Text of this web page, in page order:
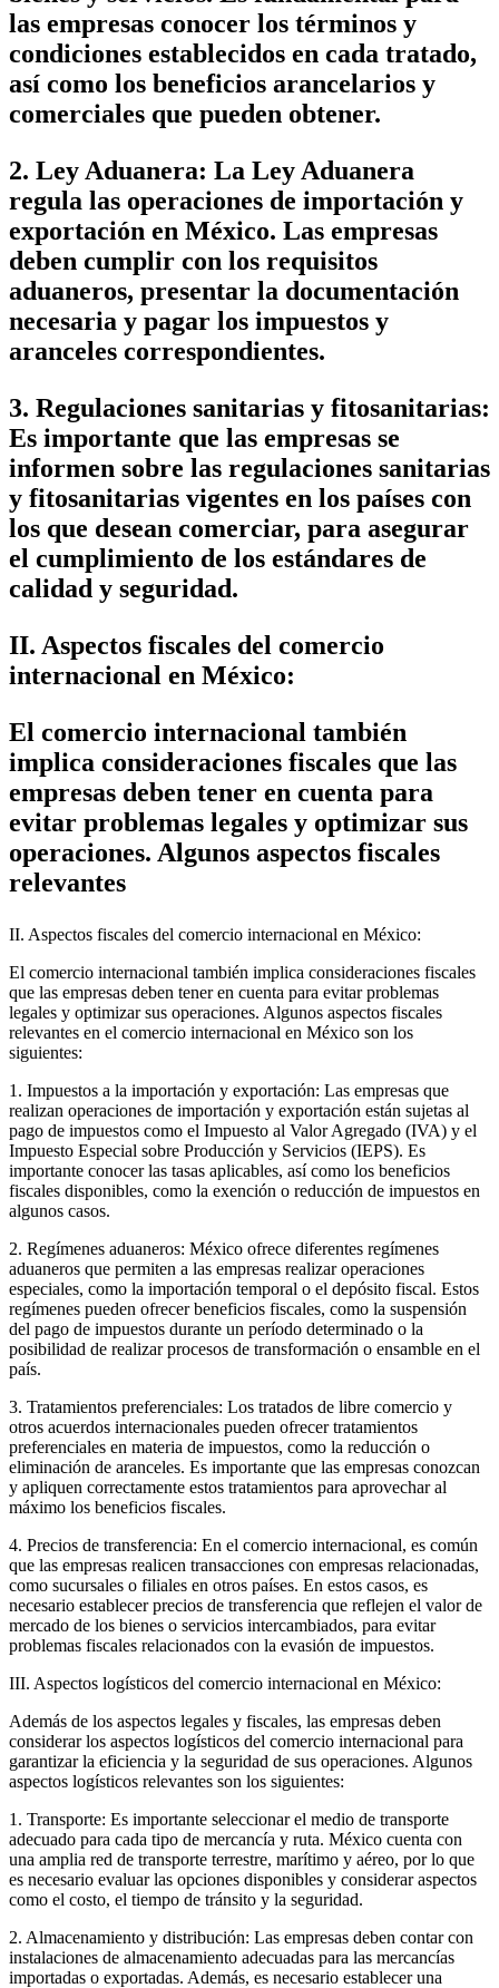
las empresas conocer los términos y
condiciones establecidos en cada tratado,
así como los beneficios arancelarios y
comerciales que pueden obtener.
2. Ley Aduanera: La Ley Aduanera
regula las operaciones de importación y
exportación en México. Las empresas
deben cumplir con los requisitos
aduaneros, presentar la documentación
necesaria y pagar los impuestos y
aranceles correspondientes.
3. Regulaciones sanitarias y fitosanitarias:
Es importante que las empresas se
informen sobre las regulaciones sanitarias
y fitosanitarias vigentes en los países con
los que desean comerciar, para asegurar
el cumplimiento de los estándares de
calidad y seguridad.
II. Aspectos fiscales del comercio
internacional en México:
El comercio internacional también
implica consideraciones fiscales que las
empresas deben tener en cuenta para
evitar problemas legales y optimizar sus
operaciones. Algunos aspectos fiscales
relevantes
II. Aspectos fiscales del comercio internacional en México:
El comercio internacional también implica consideraciones fiscales
que las empresas deben tener en cuenta para evitar problemas
legales y optimizar sus operaciones. Algunos aspectos fiscales
relevantes en el comercio internacional en México son los
siguientes:
1. Impuestos a la importación y exportación: Las empresas que
realizan operaciones de importación y exportación están sujetas al
pago de impuestos como el Impuesto al Valor Agregado (IVA) y el
Impuesto Especial sobre Producción y Servicios (IEPS). Es
importante conocer las tasas aplicables, así como los beneficios
fiscales disponibles, como la exención o reducción de impuestos en
algunos casos.
2. Regímenes aduaneros: México ofrece diferentes regímenes
aduaneros que permiten a las empresas realizar operaciones
especiales, como la importación temporal o el depósito fiscal. Estos
regímenes pueden ofrecer beneficios fiscales, como la suspensión
del pago de impuestos durante un período determinado o la
posibilidad de realizar procesos de transformación o ensamble en el
país.
3. Tratamientos preferenciales: Los tratados de libre comercio y
otros acuerdos internacionales pueden ofrecer tratamientos
preferenciales en materia de impuestos, como la reducción o
eliminación de aranceles. Es importante que las empresas conozcan
y apliquen correctamente estos tratamientos para aprovechar al
máximo los beneficios fiscales.
4. Precios de transferencia: En el comercio internacional, es común
que las empresas realicen transacciones con empresas relacionadas,
como sucursales o filiales en otros países. En estos casos, es
necesario establecer precios de transferencia que reflejen el valor de
mercado de los bienes o servicios intercambiados, para evitar
problemas fiscales relacionados con la evasión de impuestos.
III. Aspectos logísticos del comercio internacional en México:
Además de los aspectos legales y fiscales, las empresas deben
considerar los aspectos logísticos del comercio internacional para
garantizar la eficiencia y la seguridad de sus operaciones. Algunos
aspectos logísticos relevantes son los siguientes:
1. Transporte: Es importante seleccionar el medio de transporte
adecuado para cada tipo de mercancía y ruta. México cuenta con
una amplia red de transporte terrestre, marítimo y aéreo, por lo que
es necesario evaluar las opciones disponibles y considerar aspectos
como el costo, el tiempo de tránsito y la seguridad.
2. Almacenamiento y distribución: Las empresas deben contar con
instalaciones de almacenamiento adecuadas para las mercancías
importadas o exportadas. Además, es necesario establecer una